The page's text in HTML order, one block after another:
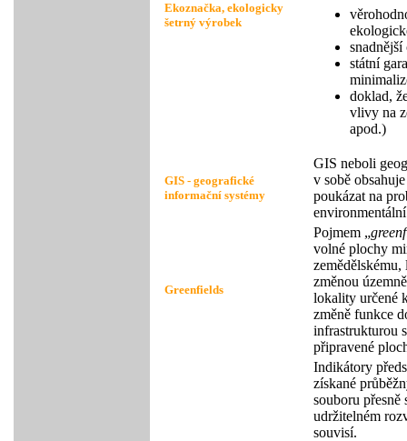
Ekoznačka, ekologicky
šetrný výrobek
státní
doklad,
vlivy na
apod.)
GIS - geografické
informační systémy
GIS neboli
v sobě
poukázat na
Greenfields
Pojmem „
volné plochy
změnou
lokality určené
změně funkce
infrastrukturou
připravené
Indikátory
získané
souboru
udržitelném
souvisí.